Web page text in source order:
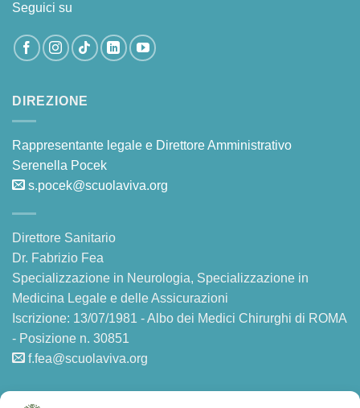
Seguici su
DIREZIONE
Rappresentante legale e Direttore Amministrativo
Serenella Pocek
s.pocek@scuolaviva.org
Direttore Sanitario
Dr. Fabrizio Fea
Specializzazione in Neurologia, Specializzazione in
Medicina Legale e delle Assicurazioni
Iscrizione: 13/07/1981 - Albo dei Medici Chirurghi di ROMA
- Posizione n. 30851
f.fea@scuolaviva.org